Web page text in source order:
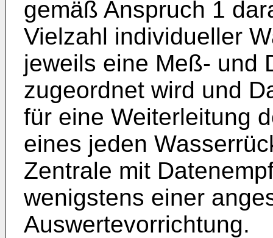
gemäß Anspruch 1
Vielzahl individueller
jeweils eine Meß- und
zugeordnet wird und
für eine Weiterleitung
eines jeden
Zentrale mit
wenigstens einer
Auswertevorrichtung.